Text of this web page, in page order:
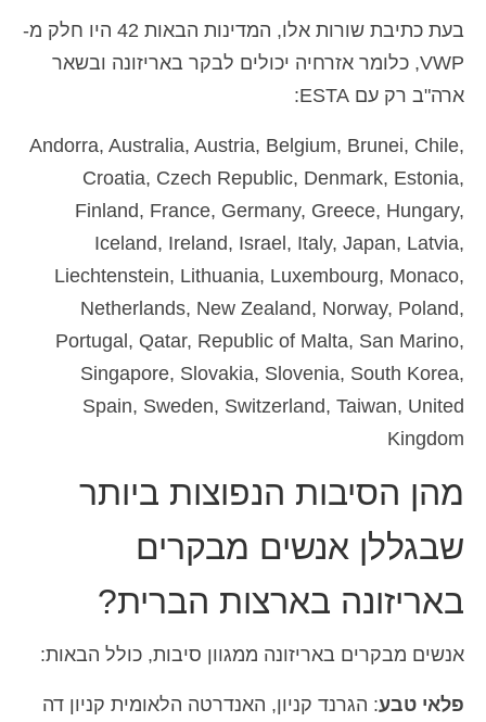
בעת כתיבת שורות אלו, המדינות הבאות 42 היו חלק מ-
VWP, כלומר אזרחיה יכולים לבקר באריזונה ובשאר
ארה"ב רק עם ESTA:
Andorra, Australia, Austria, Belgium, Brunei, Chile,
Croatia, Czech Republic, Denmark, Estonia,
Finland, France, Germany, Greece, Hungary,
Iceland, Ireland, Israel, Italy, Japan, Latvia,
Liechtenstein, Lithuania, Luxembourg, Monaco,
Netherlands, New Zealand, Norway, Poland,
Portugal, Qatar, Republic of Malta, San Marino,
Singapore, Slovakia, Slovenia, South Korea,
Spain, Sweden, Switzerland, Taiwan, United
Kingdom
מהן הסיבות הנפוצות ביותר
שבגללן אנשים מבקרים
באריזונה בארצות הברית?
אנשים מבקרים באריזונה ממגוון סיבות, כולל הבאות:
פלאי טבע: הגרנד קניון, האנדרטה הלאומית קניון דה